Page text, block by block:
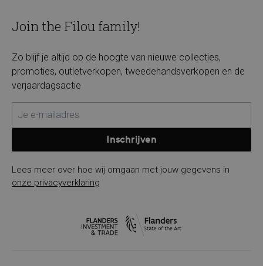
Join the Filou family!
Zo blijf je altijd op de hoogte van nieuwe collecties,
promoties, outletverkopen, tweedehandsverkopen en de
verjaardagsactie
Inschrijven
Lees meer over hoe wij omgaan met jouw gegevens in
onze privacyverklaring